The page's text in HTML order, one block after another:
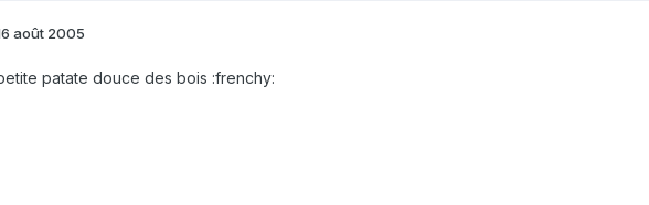
août 2005
patate douce des bois :frenchy: